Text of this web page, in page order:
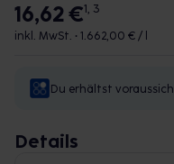
16,62 €1, 3
inkl. MwSt. • 1.662,00 € / l
Du erhältst
Details